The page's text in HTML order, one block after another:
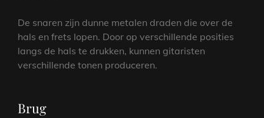
De snaren zijn dunne metalen draden die over de
hals en frets lopen. Door op verschillende posities
langs de hals te drukken, kunnen gitaristen
verschillende tonen produceren.
Brug